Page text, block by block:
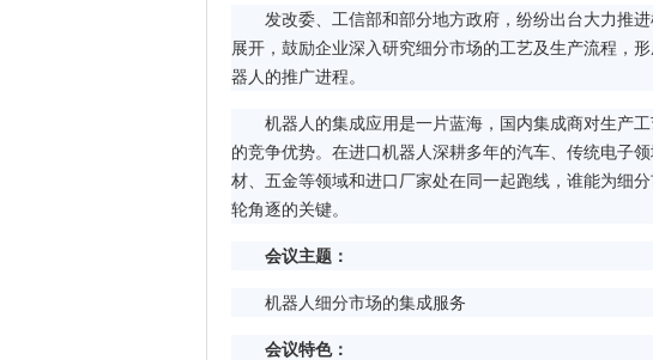
发改委、工信部和部分地方政府，纷纷出台大力推进
展开，鼓励企业深入研究细分市场的工艺及生产流程，
器人的推广进程。
机器人的集成应用是一片蓝海，国内集成商对生产工
的竞争优势。在进口机器人深耕多年的汽车、传统电子
材、五金等领域和进口厂家处在同一起跑线，谁能为细
轮角逐的关键。
会议主题：
机器人细分市场的集成服务
会议特色：